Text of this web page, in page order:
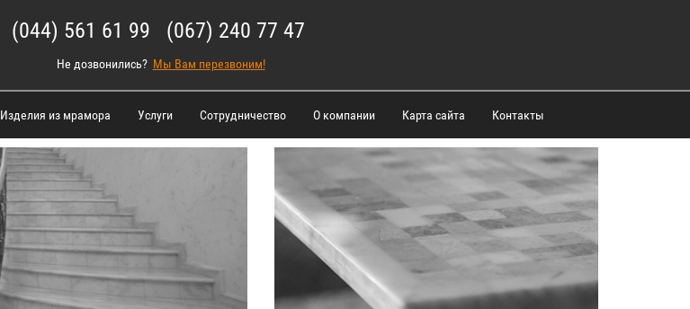
(044) 561 61 99 (067) 240 77 47
Не дозвонились? Мы Вам перезвоним!
Изделия из мрамора Услуги Сотрудничество О компании Карта сайта Контакты